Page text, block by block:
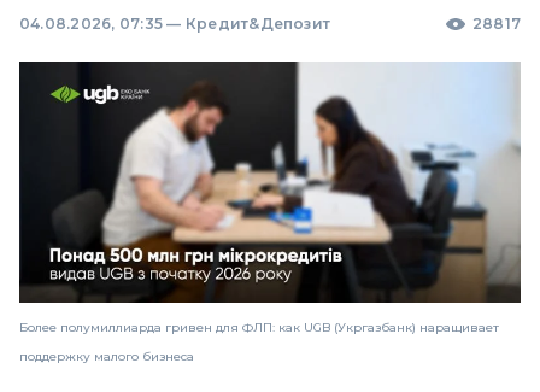
04.08.2026, 07:35 — Кредит&Депозит 28817
Более полумиллиарда гривен для ФЛП: как UGB (Укргазбанк) наращивает
поддержку малого бизнеса